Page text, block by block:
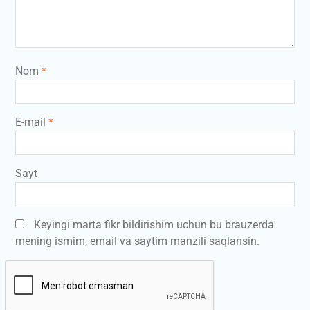
Nom *
E-mail *
Sayt
Keyingi marta fikr bildirishim uchun bu brauzerda
mening ismim, email va saytim manzili saqlansin.